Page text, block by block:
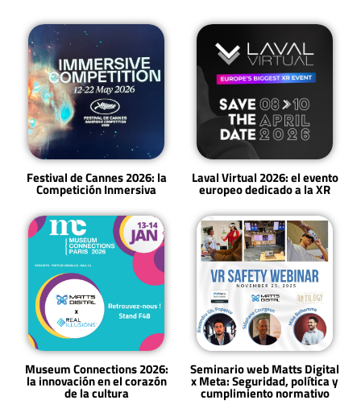
Festival de Cannes 2026: la
Competición Inmersiva
Laval Virtual 2026: el evento
europeo dedicado a la XR
Museum Connections 2026:
la innovación en el corazón
de la cultura
Seminario web Matts Digital
x Meta: Seguridad, política y
cumplimiento normativo